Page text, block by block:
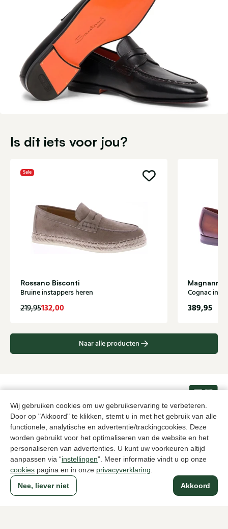
Wij gebruiken cookies om uw gebruikservaring te verbeteren.
Door op "Akkoord" te klikken, stemt u in met het gebruik van alle
functionele, analytische en advertentie/trackingcookies. Deze
worden gebruikt voor het optimaliseren van de website en het
personaliseren van advertenties. U kunt uw voorkeuren altijd
aanpassen via “instellingen”. Meer informatie vindt u op onze
cookies pagina en in onze privacyverklaring
Akkoord
Nee, liever niet
Is dit iets voor jou?
Sale
Rossano Bisconti
Bruine instappers heren
219,95132,00
Magnanni
Cognac
389,95
Naar alle producten
Voor dames Voor heren
Over Klijsen
Over ons
Vacatures
Klantenservice
Ruilen & retourneren
Inloggen / Account